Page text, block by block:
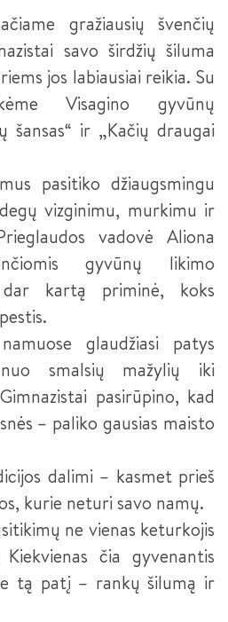
(2026 M. PRIĖMIMAS)
III LYGIS
STAKLIŲ OPERATORIUS
STAKLIŲ OPERATORIUS III LYGIS
LYGIS
LYGIS
INTEGRACIJOS TECHNIKAS (2026 M.
VALDYTOJAS
SISTEMŲ ADMINISTRATORIUS
JAVA PROGRAMUOTOJAS
MECHATRONIKOS KONKURSAS 2024
MECHATRONIKOS KONKURSAS 2022
„PAMEISTRYSTĖS IŠŠŪKIAI IR GALIMYBĖS
PRAMONĖJE“
– TAVO PROFESIJOS PRADŽIA (TRUMPOJI
– TAVO PROFESIJOS PRADŽIA (LT, LV, EE IR
PAMEISTRYSTĖ (INTERSURGICAL)
PAMEISTRYSTĖ (HARJU ELEKTER)
PROFESINIS MOKYMAS LIETUVOJE“
PAMEISTRYSTĖ (HODA)
PAMEISTRYSTĖ“ (CONTINENTAL)
VERTINIMO CENTRŲ PASITELKTOS
TVARKARAŠTIS
gražiausių švenčių
savo širdžių šiluma
jos labiausiai reikia. Su
Visagino gyvūnų
šansas“ ir „Kačių draugai
pasitiko džiaugsmingu
vizginimu, murkimu ir
vadovė Aliona
gyvūnų likimo
kartą priminė, koks
glaudžiasi patys
smalsių mažylių iki
pasirūpino, kad
– paliko gausias maisto
dalimi – kasmet prieš
kurie neturi savo namų.
ne vienas keturkojis
čia gyvenantis
tą patį – rankų šilumą ir